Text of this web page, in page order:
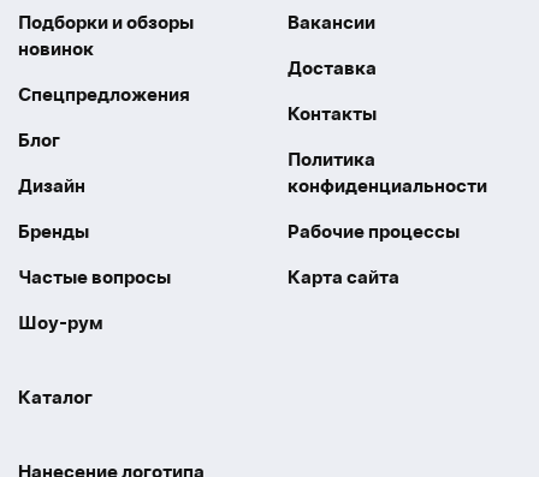
Подборки и обзоры
новинок
Спецпредложения
Блог
Дизайн
Бренды
Частые вопросы
Шоу-рум
Вакансии
Доставка
Контакты
Политика
конфиденциальности
Рабочие процессы
Карта сайта
Каталог
Нанесение логотипа